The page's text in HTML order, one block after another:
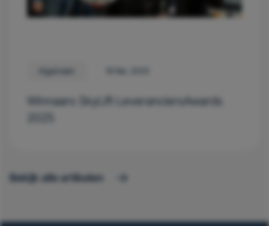
Winnaars SkyLift LeveranciersAwards
Bekijk alle artikelen